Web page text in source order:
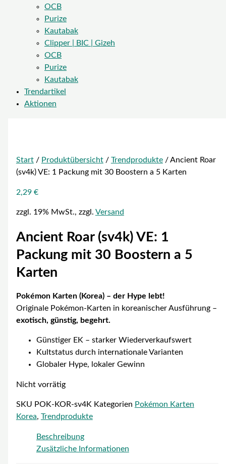
OCB
Purize
Kautabak
Clipper | BIC | Gizeh
OCB
Purize
Kautabak
Trendartikel
Aktionen
Start/ Produktübersicht/ Trendprodukte/ Ancient Roar
(sv4k) VE: 1 Packung mit 30 Boostern a 5 Karten
2,29 €
zzgl. 19% MwSt., zzgl. Versand
Ancient Roar (sv4k) VE: 1
Packung mit 30 Boostern a 5
Karten
Pokémon Karten (Korea) – der Hype lebt!
Originale Pokémon-Karten in koreanischer Ausführung –
exotisch, günstig, begehrt.
Günstiger EK – starker Wiederverkaufswert
Kultstatus durch internationale Varianten
Globaler Hype, lokaler Gewinn
Nicht vorrätig
SKU POK-KOR-sv4K Kategorien Pokémon Karten
Korea, Trendprodukte
Beschreibung
Zusätzliche Informationen